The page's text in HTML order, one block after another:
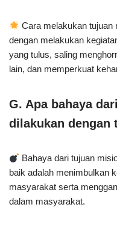
Cara melakukan tujuan
dengan melakukan
yang tulus, saling
lain, dan memperkuat
G. Apa bahaya
dilakukan dengan
Bahaya dari tujuan
baik adalah menimbulkan
masyarakat serta
dalam masyarakat.